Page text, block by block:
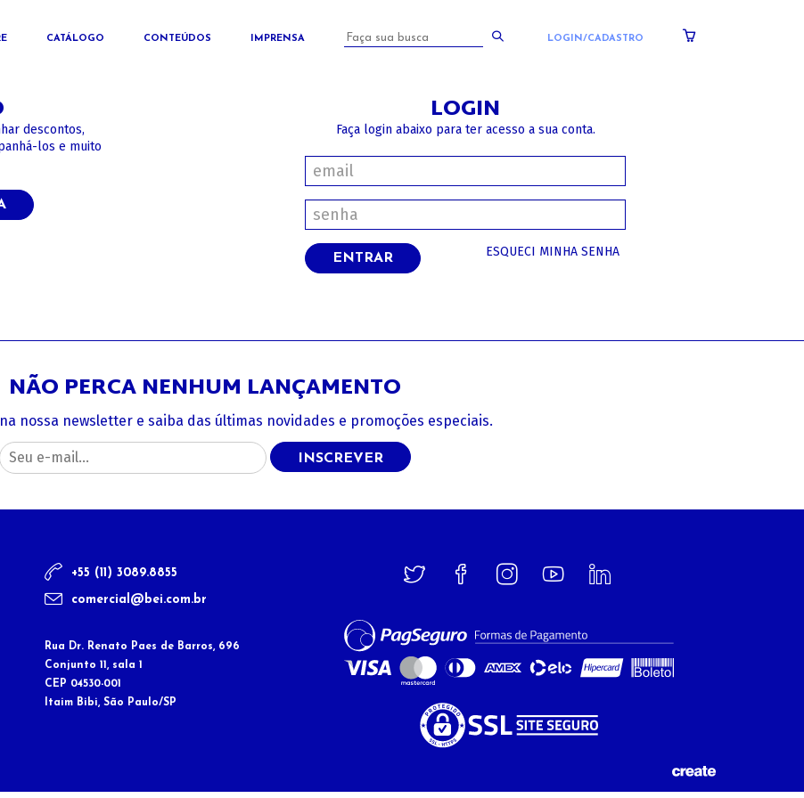
CATÁLOGO CONTEÚDOS IMPRENSA LOGIN/CADASTRO
descontos,
los e muito
LOGIN
Faça login abaixo para ter acesso a sua conta.
ENTRAR ESQUECI MINHA SENHA
NÃO PERCA NENHUM LANÇAMENTO
nossa newsletter e saiba das últimas novidades e promoções especiais.
INSCREVER
+55 (11) 3089.8855
comercial@bei.com.br
Rua Dr. Renato Paes de Barros, 696
Conjunto 11, sala 1
CEP 04530-001
Itaim Bibi, São Paulo/SP